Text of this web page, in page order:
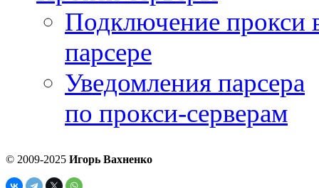
Подключение прокси
парсере
Уведомления парсера
по прокси-серверам
© 2009-2025 Игорь Вахненко